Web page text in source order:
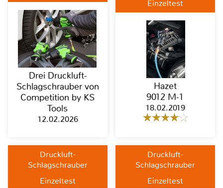
Drei Druckluft-
Schlagschrauber von
Competition by KS
Tools
12.02.2026
Einzeltest
Hazet
9012 M-1
18.02.2019
Druckluft-
Schlagschrauber
Einzeltest
Druckluft-
Schlagschrauber
Einzeltest